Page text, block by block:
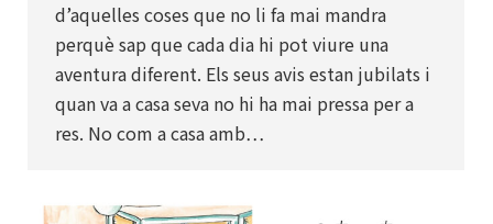
d’aquelles coses que no li fa mai mandra
perquè sap que cada dia hi pot viure una
aventura diferent. Els seus avis estan jubilats i
quan va a casa seva no hi ha mai pressa per a
res. No com a casa amb…